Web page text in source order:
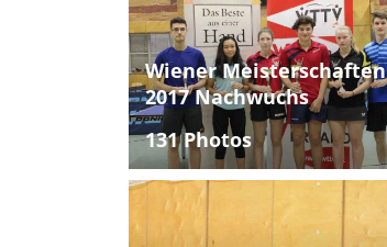
Wiener Meisterschaften
2017 Nachwuchs
131 Photos